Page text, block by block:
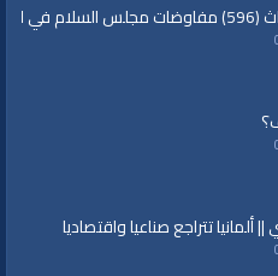
حول غزة
ألمانيا تتراجع صناعيا واقتصاديا